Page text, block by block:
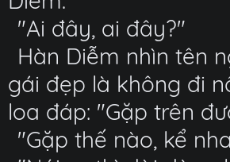
"Ai đây, ai đây?"
Hàn Diễm nhìn tên
gái đẹp là không đi
loa đáp: "Gặp trên
"Gặp thế nào, kể